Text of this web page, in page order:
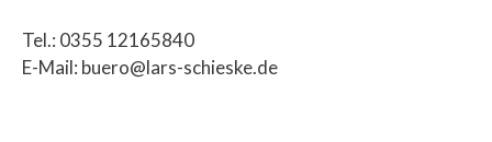
Tel.: 0355 12165840
E-Mail: buero@lars-schieske.de